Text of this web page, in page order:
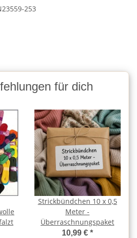
253
für dich
Strickbündchen 10 x 0,5
Meter -
Überraschnungspaket
10,99 € *